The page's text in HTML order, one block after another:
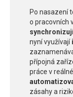
Po nasazení
o pracovních
nyní využívají
přípojná
práce v
zásahy a